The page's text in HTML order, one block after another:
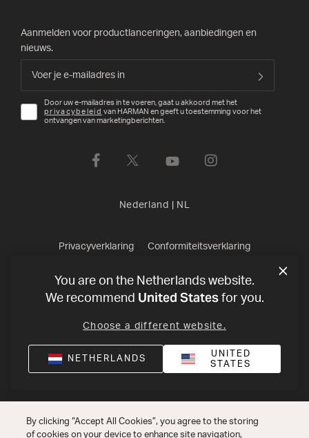
Aanmelden voor productlanceringen, aanbiedingen en
nieuws.
Door uw e-mailadres in te voeren, gaat u akkoord met het
privacybeleid van HARMAN en geeft u toestemming voor het
ontvangen van marketingberichten.
Nederland NL
Privacyverklaring Conformiteitsverklaring
Verkoopvoorwaarden ©2026Harman International Industries,
Incorporated. All rights reserved.
You are on the Netherlands website.
We recommend United Statesfor you.
Choose a different website.
NETHERLANDS
UNITED
STATES
By clicking “Accept All Cookies”, you agree to the storing
of cookies on your device to enhance site navigation,